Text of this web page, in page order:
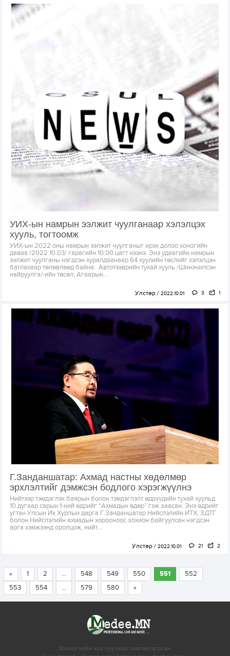
УИХ-ын намрын ээлжит чуулганаар хэлэлцэх
хууль, тогтоомж
УИХ-ын 2022 оны намрын ээлжит чуулганыг ирэх долоо хоногийн
даваа /2022.10.03/ гарагийн 10:00 цагт нээнэ. Энэ удаагийн намрын
ээлжит чуулганы нэгдсэн хуралдаанаар 64 хуулийн төслийг хэлэлцэн
батлахаар төлөвлөөд байна. Автотээврийн тухай хууль /Шинэчилсэн
найруулга/-ийн төсөл; Агаарын...
Улстөр 2022.10.01 3 1
Г.Занданшатар: Ахмад настны хөдөлмөр
эрхлэлтийг дэмжсэн бодлого хэрэгжүүлнэ
Нийтээр тэмдэглэх баярын болон тэмдэглэлт өдрүүдийн тухай хуульд
10 дугаар сарын 1-ний өдрийг “Ахмадын өдөр” гэж заасан. Энэ өдрийг
угтан Улсын Их Хурлын дарга Г.Занданшатар Нийслэлийн ИТХ, ЗДТГ
болон Нийслэлийн ахмадын хорооноос зохион байгуулсан нэгдсэн
арга хэмжээнд оролцож, нийт...
Улстөр 2022.10.01 21 2
« 1 2 ... 548 549 550 551
552
553
554 ... 579 580 »
Зохиогчийн эрх хуулиар хамгаалагдсан.